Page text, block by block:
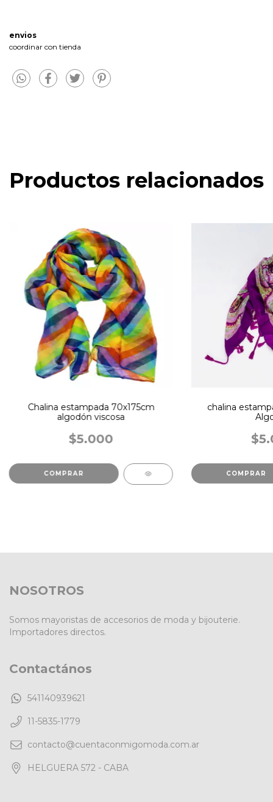
envios
coordinar con tienda
Productos relacionados
Chalina estampada 70x175cm
algodón viscosa
$5.000
chalina
COMPRAR
NOSOTROS
Somos mayoristas de accesorios de moda y bijouterie.
Importadores directos.
Contactános
541140939621
11-5835-1779
contacto@cuentaconmigomoda.com.ar
HELGUERA 572 - CABA